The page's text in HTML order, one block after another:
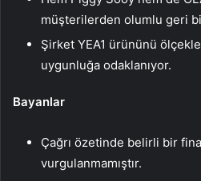
müşterilerden olumlu geri
Şirket YEA1 ürününü
uygunluğa odaklanıyor.
Bayanlar
Çağrı özetinde belirli bir
vurgulanmamıştır.